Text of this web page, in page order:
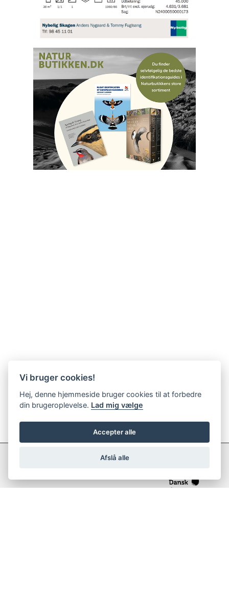
Vi bruger cookies!
Hej, denne hjemmeside bruger cookies til at forbedre
din brugeroplevelse. Lad mig vælge
Accepter alle
Afslå alle